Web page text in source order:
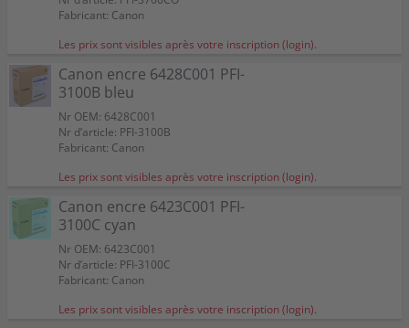
Fabricant: Canon
Les prix sont visibles après votre inscription (login).
Canon encre 6428C001 PFI-
3100B bleu
Nr OEM: 6428C001
Nr d’article: PFI-3100B
Fabricant: Canon
Les prix sont visibles après votre inscription (login).
Canon encre 6423C001 PFI-
3100C cyan
Nr OEM: 6423C001
Nr d’article: PFI-3100C
Fabricant: Canon
Les prix sont visibles après votre inscription (login).